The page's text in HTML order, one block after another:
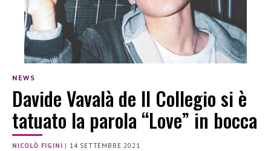
NEWS
Davide Vavalà de Il Collegio si è
tatuato la parola “Love” in bocca
NICOLÒ FIGINI | 14 SETTEMBRE 2021